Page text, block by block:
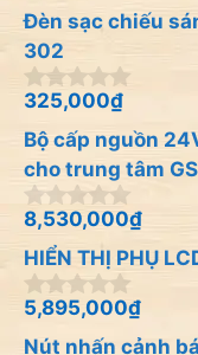
5
g
o
à
i
5
Đèn sạc chiếu
302
0
g
o
à
i
5
325,000₫
Bộ cấp nguồn
cho trung tâm
0
g
o
à
5
8,530,000₫
HIỂN THỊ PHỤ
0
5,895,000₫
Nút nhấn cảnh